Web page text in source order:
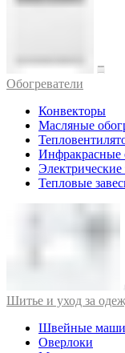
Обогреватели
Конвекторы
Масляные
Инфракрасные
Тепловые
Шитье и уход за
Швейные
Оверлоки